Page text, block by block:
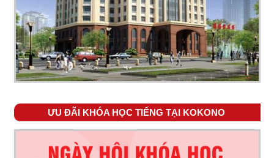
ƯU ĐÃI KHÓA HỌC TIẾNG TẠI KOKONO